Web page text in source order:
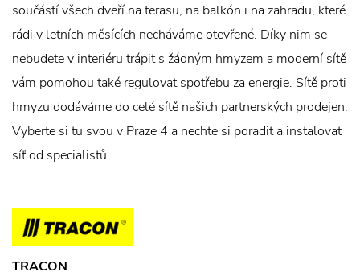
součástí všech dveří na terasu, na balkón i na zahradu, které
rádi v letních měsících necháváme otevřené. Díky nim se
nebudete v interiéru trápit s žádným hmyzem a moderní sítě
vám pomohou také regulovat spotřebu za energie. Sítě proti
hmyzu dodáváme do celé sítě našich partnerských prodejen.
Vyberte si tu svou v Praze 4 a nechte si poradit a instalovat
síť od specialistů.
TRACON